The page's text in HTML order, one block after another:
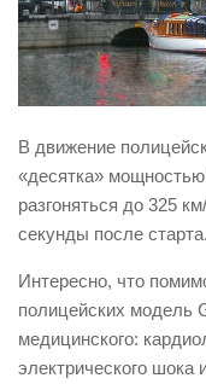
В движение
«десятка»
разгоняться до 325
секунды после старта.
Интересно, что
полицейских модель
медицинского:
электрического